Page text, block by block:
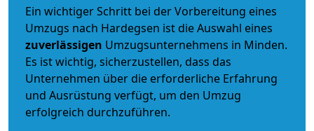
Ein wichtiger Schritt bei der Vorbereitung eines
Umzugs nach Hardegsen ist die Auswahl eines
zuverlässigen Umzugsunternehmens in Minden.
Es ist wichtig, sicherzustellen, dass das
Unternehmen über die erforderliche Erfahrung
und Ausrüstung verfügt, um den Umzug
erfolgreich durchzuführen.